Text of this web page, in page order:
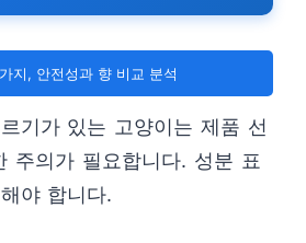
지, 안전성과 향 비교 분석
기가 있는 고양이는 제품 선
주의가 필요합니다. 성분 표
야 합니다.